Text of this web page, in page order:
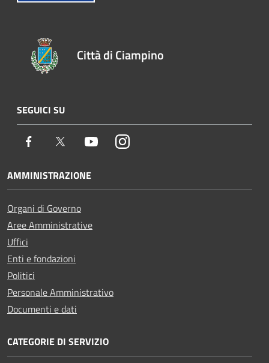
Città di Ciampino
SEGUICI SU
Facebook Twitter YoutubeInstagram
AMMINISTRAZIONE
Organi di Governo
Aree Amministrative
Uffici
Enti e fondazioni
Politici
Personale Amministrativo
Documenti e dati
CATEGORIE DI SERVIZIO